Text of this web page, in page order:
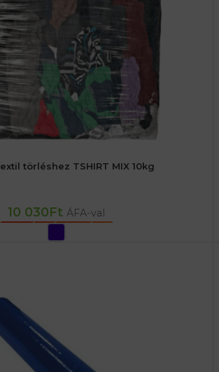
törléshez TSHIRT MIX 10kg
10 030Ft ÁFA-val
OPCIÓK VÁLASZTÁSA